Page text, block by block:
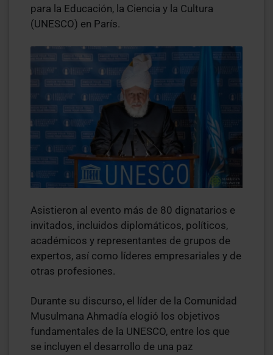
para la Educación, la Ciencia y la Cultura
(UNESCO) en París.
Asistieron al evento más de 80 dignatarios e
invitados, incluidos diplomáticos, políticos,
académicos y representantes de grupos de
expertos, así como líderes empresariales y de
otras profesiones.
Durante su discurso, el líder de la Comunidad
Musulmana Ahmadía elogió los objetivos
fundamentales de la UNESCO, entre los que
se incluyen el desarrollo de una paz